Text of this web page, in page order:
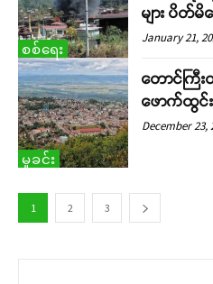
စစ်ရေး
များ ပိတ်မိ
January 21,
မှုခင်း
တောင်ကြီး
ဖောက်ထွင်း
December 23,
1 2 3